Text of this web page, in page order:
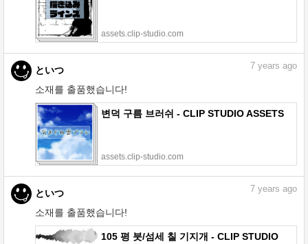
assets.clip-studio.com
といつ
소재를 출품했습니다!
7 years ago
변덕 구름 브러쉬 - CLIP STUDIO ASSETS
assets.clip-studio.com
といつ
소재를 출품했습니다!
7 years ago
105 평 붓/섬세 칠 기지개 - CLIP STUDIO